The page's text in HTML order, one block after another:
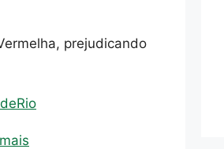
prejudicando